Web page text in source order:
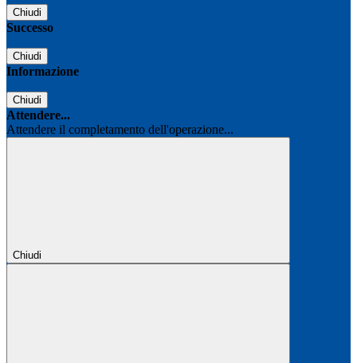
Chiudi
Successo
Chiudi
Informazione
Chiudi
Attendere...
Attendere il completamento dell'operazione...
Chiudi